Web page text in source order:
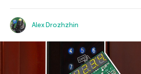
Alex Drozhzhin